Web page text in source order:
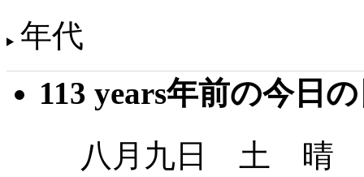
年代
113 years年前の今日
八月九日 土 晴